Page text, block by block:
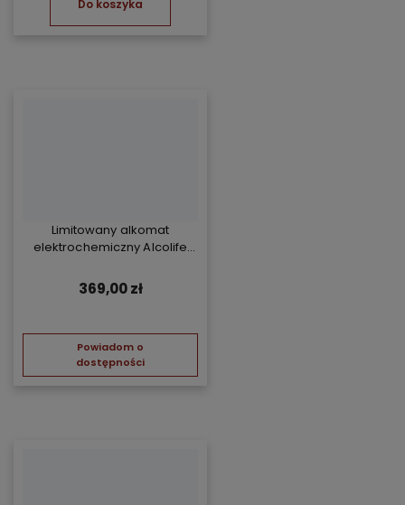
Do koszyka
Limitowany alkomat
elektrochemiczny Alcolife
369,00 zł
Powiadom o
dostępności